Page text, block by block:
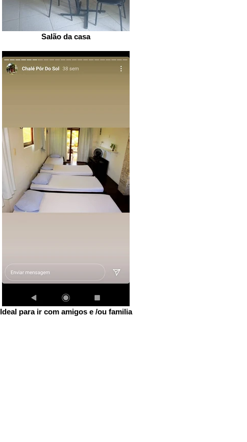
Salão da casa
Ideal para ir com amigos e /ou familia